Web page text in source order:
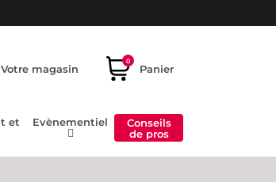
Votre magasin
0
Panier
et
Evènementiel
Conseils
de pros